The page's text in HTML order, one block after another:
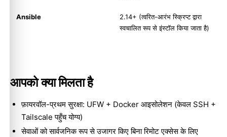
Ansible
2.14+ (त्वरित-आरंभ स्क्रिप्ट द्वारा
स्वचालित रूप से इंस्टॉल किया जाता है)
आपको क्या मिलता है
फ़ायरवॉल-प्रथम सुरक्षा: UFW + Docker आइसोलेशन (केवल SSH +
Tailscale पहुँच योग्य)
सेवाओं को सार्वजनिक रूप से उजागर किए बिना रिमोट एक्सेस के लिए